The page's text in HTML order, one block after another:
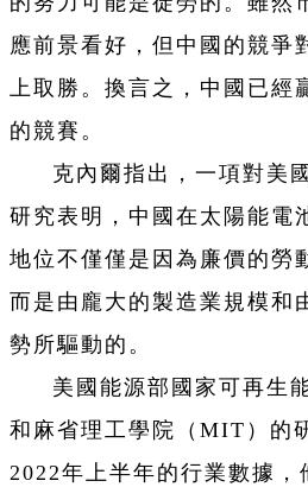
應前景看好，但中國的競爭
上取勝。換言之，中國已經
的競賽。
克內爾指出，一項對美
研究表明，中國在太陽能電
地位不僅僅是因為廉價的勞
而是由龐大的製造業規模和
勢所驅動的。
美國能源部國家可再生
和麻省理工學院（MIT）的
2022年上半年的行業數據，